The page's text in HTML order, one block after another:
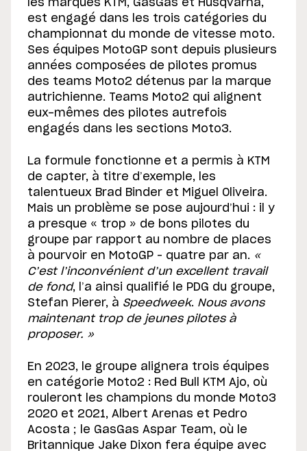
les marques KTM, GasGas et Husqvarna,
est engagé dans les trois catégories du
championnat du monde de vitesse moto.
Ses équipes MotoGP sont depuis plusieurs
années composées de pilotes promus
des teams Moto2 détenus par la marque
autrichienne. Teams Moto2 qui alignent
eux-mêmes des pilotes autrefois
engagés dans les sections Moto3.
La formule fonctionne et a permis à KTM
de capter, à titre d’exemple, les
talentueux Brad Binder et Miguel Oliveira.
Mais un problème se pose aujourd’hui : il y
a presque « trop » de bons pilotes du
groupe par rapport au nombre de places
à pourvoir en MotoGP – quatre par an. «
C’est l’inconvénient d’un excellent travail
de fond, l’a ainsi qualifié le PDG du groupe,
Stefan Pierer, à Speedweek. Nous avons
maintenant trop de jeunes pilotes à
proposer. »
En 2023, le groupe alignera trois équipes
en catégorie Moto2 : Red Bull KTM Ajo, où
rouleront les champions du monde Moto3
2020 et 2021, Albert Arenas et Pedro
Acosta ; le GasGas Aspar Team, où le
Britannique Jake Dixon fera équipe avec